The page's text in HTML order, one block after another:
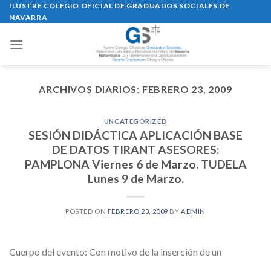
Skip
to
ILUSTRE COLEGIO OFICIAL DE GRADUADOS SOCIALES DE
NAVARRA
ARCHIVOS DIARIOS: FEBRERO 23, 2009
UNCATEGORIZED
SESIÓN DIDÁCTICA APLICACIÓN BASE
DE DATOS TIRANT ASESORES:
PAMPLONA Viernes 6 de Marzo. TUDELA
Lunes 9 de Marzo.
POSTED ON FEBRERO 23, 2009 BY ADMIN
Cuerpo del evento: Con motivo de la inserción de un